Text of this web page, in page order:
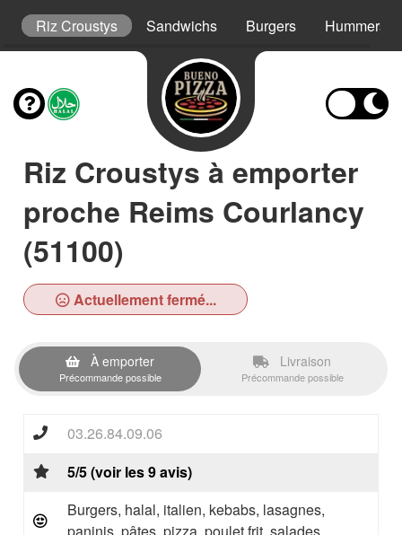
Riz Croustys Sandwichs Burgers Hummers
Riz Croustys à emporter
proche Reims Courlancy
(51100)
Actuellement fermé...
À emporter
Précommande possible
Livraison
Précommande possible
03.26.84.09.06
5/5 (voir les 9 avis)
Burgers, halal, italien, kebabs, lasagnes,